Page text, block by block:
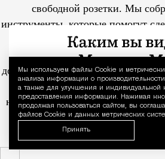
Мы используем файлы Сookie и
анализа информации о
а также для улучшения и индивидуальной
предоставления информации. Нажимая
продолжая пользоваться сайтом, вы
файлов Cookie и данных метрических
Принять
свободной розетки. Мы
инструменты, которые помогут
путешествия максимально
на всех этапах — от вызова
до ожидания рейса. Ведь хорошая
это не только пункт
но и то, насколько спокойно
до него.